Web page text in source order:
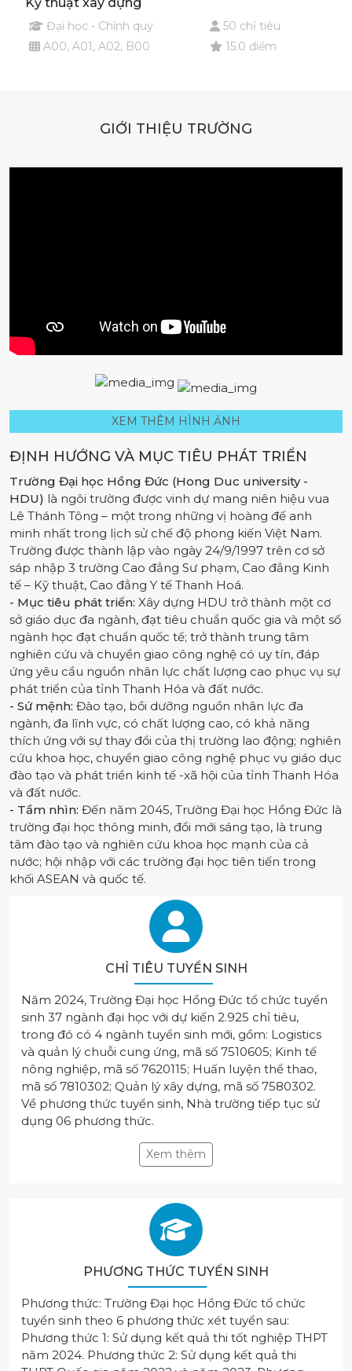
Đại học - Chính quy
50 chỉ tiêu
A00, A01, A02, B00
15.0 điểm
GIỚI THIỆU TRƯỜNG
XEM THÊM HÌNH ẢNH
ĐỊNH HƯỚNG VÀ MỤC TIÊU PHÁT TRIỂN
Trường Đại học Hồng Đức (Hong Duc university -
HDU) là ngôi trường được vinh dự mang niên hiệu vua
Lê Thánh Tông – một trong những vị hoàng đế anh
minh nhất trong lịch sử chế độ phong kiến Việt Nam.
Trường được thành lập vào ngày 24/9/1997 trên cơ sở
sáp nhập 3 trường Cao đẳng Sư phạm, Cao đẳng Kinh
tế – Kỹ thuật, Cao đẳng Y tế Thanh Hoá.
- Mục tiêu phát triển: Xây dựng HDU trở thành một cơ
sở giáo dục đa ngành, đạt tiêu chuẩn quốc gia và một số
ngành học đạt chuẩn quốc tế; trở thành trung tâm
nghiên cứu và chuyển giao công nghệ có uy tín, đáp
ứng yêu cầu nguồn nhân lực chất lượng cao phục vụ sự
phát triển của tỉnh Thanh Hóa và đất nước.
- Sứ mệnh: Đào tạo, bồi dưỡng nguồn nhân lực đa
ngành, đa lĩnh vực, có chất lượng cao, có khả năng
thích ứng với sự thay đổi của thị trường lao động; nghiên
cứu khoa học, chuyển giao công nghệ phục vụ giáo dục
đào tạo và phát triển kinh tế -xã hội của tỉnh Thanh Hóa
và đất nước.
- Tầm nhìn: Đến năm 2045, Trường Đại học Hồng Đức là
trường đại học thông minh, đổi mới sáng tạo, là trung
tâm đào tạo và nghiên cứu khoa học mạnh của cả
nước; hội nhập với các trường đại học tiên tiến trong
khối ASEAN và quốc tế.
CHỈ TIÊU TUYỂN SINH
Năm 2024, Trường Đại học Hồng Đức tổ chức tuyển
sinh 37 ngành đại học với dự kiến 2.925 chỉ tiêu,
trong đó có 4 ngành tuyển sinh mới, gồm: Logistics
và quản lý chuỗi cung ứng, mã số 7510605; Kinh tế
nông nghiệp, mã số 7620115; Huấn luyện thể thao,
mã số 7810302; Quản lý xây dựng, mã số 7580302.
Về phương thức tuyển sinh, Nhà trường tiếp tục sử
dụng 06 phương thức.
Xem thêm
PHƯƠNG THỨC TUYỂN SINH
Phương thức: Trường Đại học Hồng Đức tổ chức
tuyển sinh theo 6 phương thức xét tuyển sau:
Phương thức 1: Sử dụng kết quả thi tốt nghiệp THPT
năm 2024. Phương thức 2: Sử dụng kết quả thi